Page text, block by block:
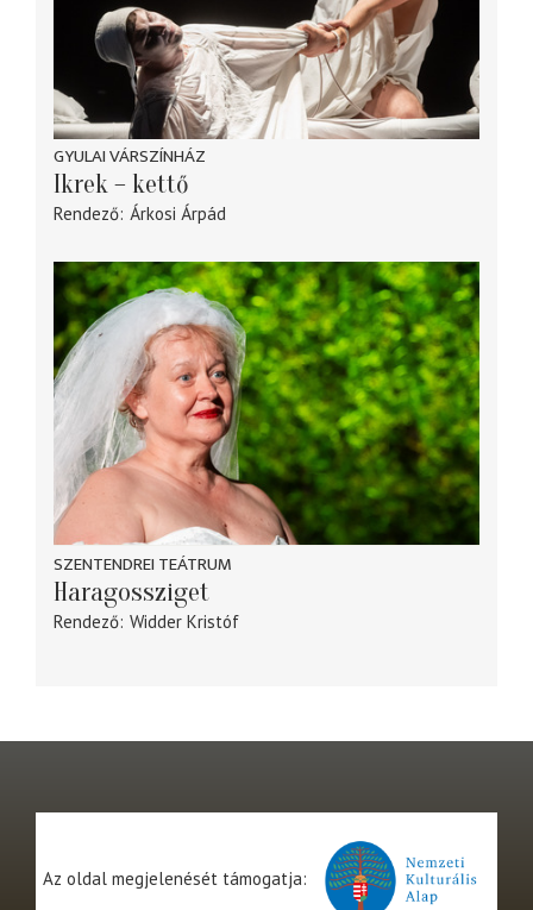
GYULAI VÁRSZÍNHÁZ
Ikrek – kettő
Rendező Árkosi Árpád
SZENTENDREI TEÁTRUM
Haragossziget
Rendező Widder Kristóf
Az oldal megjelenését támogatja: